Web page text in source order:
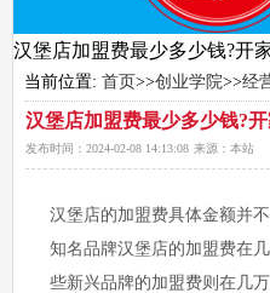
汉堡店加盟费最少多少钱?开
当前位置: 首页>>创业学院>>经
汉堡店加盟费最少多少钱?
发布时间： 2024-02-08 14:13:08 来源： 本站
汉堡店的加盟费具体金额并
知名品牌汉堡店的加盟费在
些新兴品牌的加盟费则在几